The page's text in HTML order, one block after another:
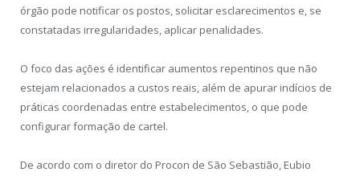
órgão pode notificar os postos, solicitar esclarecimentos e, se
constatadas irregularidades, aplicar penalidades.
O foco das ações é identificar aumentos repentinos que não
estejam relacionados a custos reais, além de apurar indícios de
práticas coordenadas entre estabelecimentos, o que pode
configurar formação de cartel.
De acordo com o diretor do Procon de São Sebastião, Eubio